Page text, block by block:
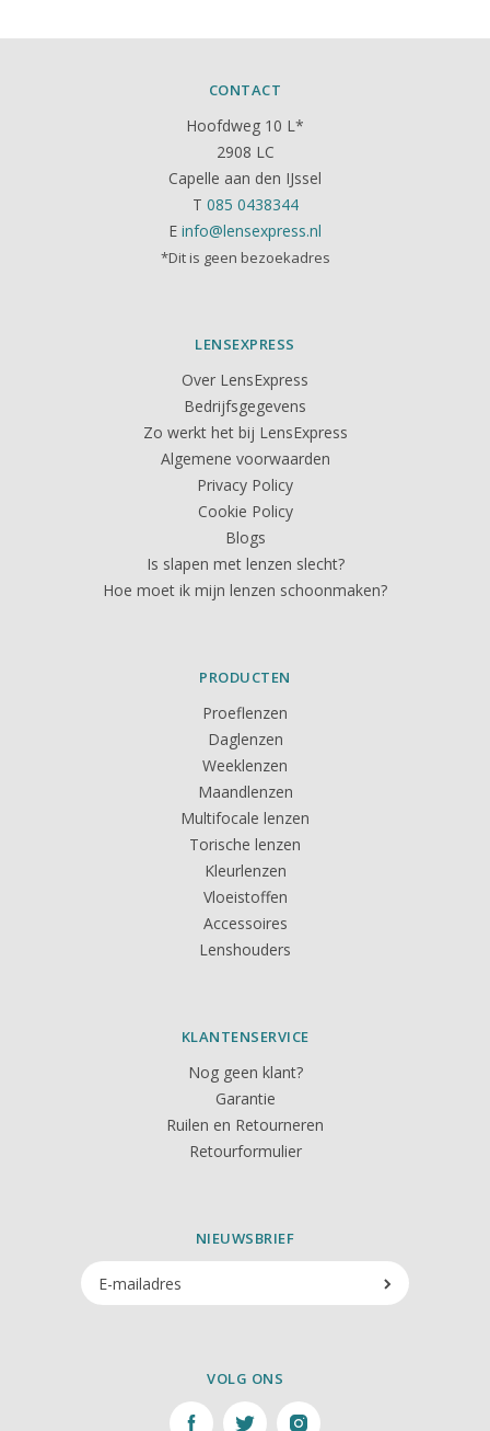
CONTACT
Hoofdweg 10 L*
2908 LC
Capelle aan den IJssel
T 085 0438344
E info@lensexpress.nl
*Dit is geen bezoekadres
LENSEXPRESS
Over LensExpress
Bedrijfsgegevens
Zo werkt het bij LensExpress
Algemene voorwaarden
Privacy Policy
Cookie Policy
Blogs
Is slapen met lenzen slecht?
Hoe moet ik mijn lenzen schoonmaken?
PRODUCTEN
Proeflenzen
Daglenzen
Weeklenzen
Maandlenzen
Multifocale lenzen
Torische lenzen
Kleurlenzen
Vloeistoffen
Accessoires
Lenshouders
KLANTENSERVICE
Nog geen klant?
Garantie
Ruilen en Retourneren
Retourformulier
NIEUWSBRIEF
VOLG ONS